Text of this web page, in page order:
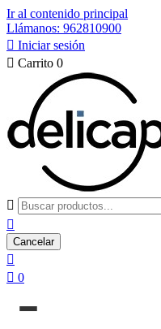
Ir al contenido principal
Llámanos: 962810900
 Iniciar sesión
 Carrito 0


Cancelar

 0